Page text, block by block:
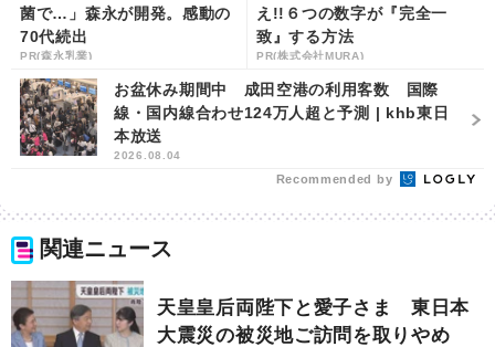
菌で…」森永が開発。感動の
70代続出
PR(森永乳業)
え!!６つの数字が『完全一
致』する方法
PR(株式会社MURA)
お盆休み期間中 成田空港の利用客数 国際
線・国内線合わせ124万人超と予測 | khb東日
本放送
2026.08.04
Recommended by
関連ニュース
天皇皇后両陛下と愛子さま 東日本
大震災の被災地ご訪問を取りやめ